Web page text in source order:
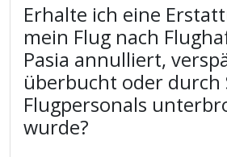
Erhalte ich eine
mein Flug nach
Pasia annulliert,
überbucht oder durch
Flugpersonals
wurde?